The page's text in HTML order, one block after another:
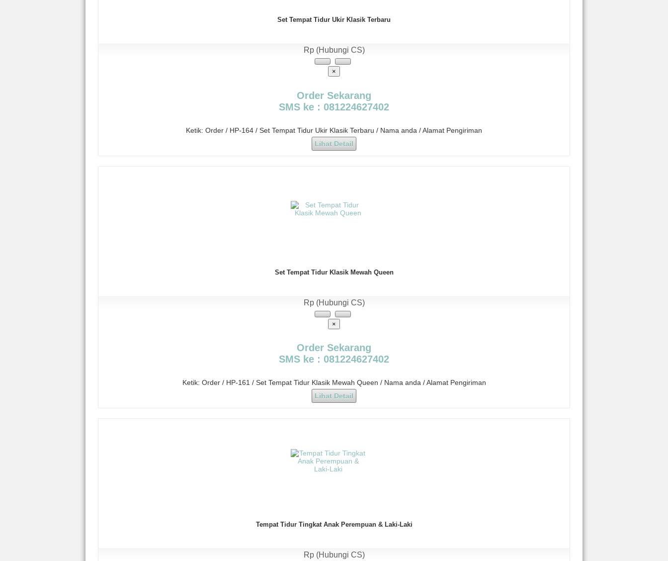
Set Tempat Tidur Ukir Klasik Terbaru
Rp (Hubungi CS)
×
Order Sekarang
SMS ke : 081224627402
Ketik: Order / HP-164 / Set Tempat Tidur Ukir Klasik Terbaru / Nama anda / Alamat Pengiriman
Lihat Detail
Set Tempat Tidur Klasik Mewah Queen
Rp (Hubungi CS)
×
Order Sekarang
SMS ke : 081224627402
Ketik: Order / HP-161 / Set Tempat Tidur Klasik Mewah Queen / Nama anda / Alamat Pengiriman
Lihat Detail
Tempat Tidur Tingkat Anak Perempuan & Laki-Laki
Rp (Hubungi CS)